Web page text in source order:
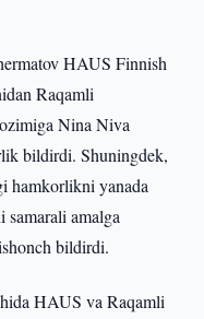
HAUS Finnish
Raqamli
Nina Niva
bildirdi. Shuningdek,
hamkorlikni yanada
samarali amalga
bildirdi.
HAUS va Raqamli